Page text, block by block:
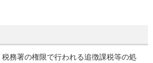
務署の権限で行われる追徴課税等の処